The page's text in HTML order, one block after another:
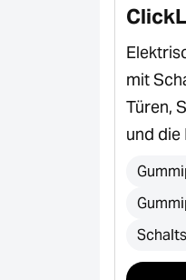
mit
Türen,
und die